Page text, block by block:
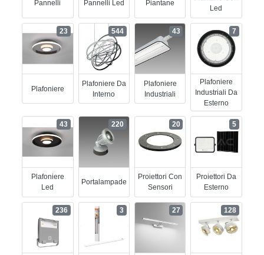
Pannelli Pannelli Led Piantane
Led
Plafoniere
23
Plafoniere Da
Interno
544
Plafoniere
Industriali
43
Plafoniere
Industriali Da
Esterno
7
Plafoniere
Led
43
Portalampade
220
Proiettori Con
Sensori
20
Proiettori Da
Esterno
5
236 3 27 128